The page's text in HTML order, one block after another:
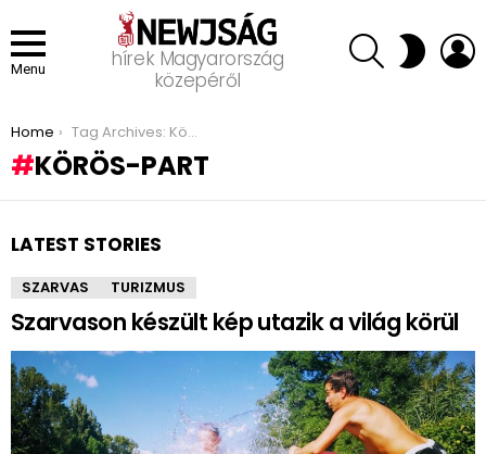
Menu
hírek Magyarország
közepéről
SEARCH SWITCH
SKIN
You are here:
Home Tag Archives: Körös-part
KÖRÖS-PART
LATEST STORIES
SZARVAS TURIZMUS
Szarvason készült kép utazik a világ körül